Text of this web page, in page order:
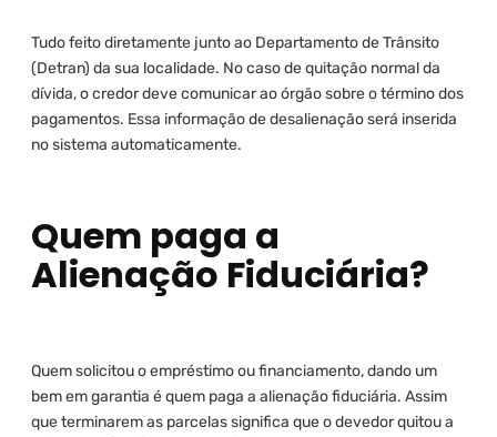
Tudo feito diretamente junto ao Departamento de Trânsito
(Detran) da sua localidade. No caso de quitação normal da
dívida, o credor deve comunicar ao órgão sobre o término dos
pagamentos. Essa informação de desalienação será inserida
no sistema automaticamente.
Quem paga a
Alienação Fiduciária?
Quem solicitou o empréstimo ou financiamento, dando um
bem em garantia é quem paga a alienação fiduciária. Assim
que terminarem as parcelas significa que o devedor quitou a